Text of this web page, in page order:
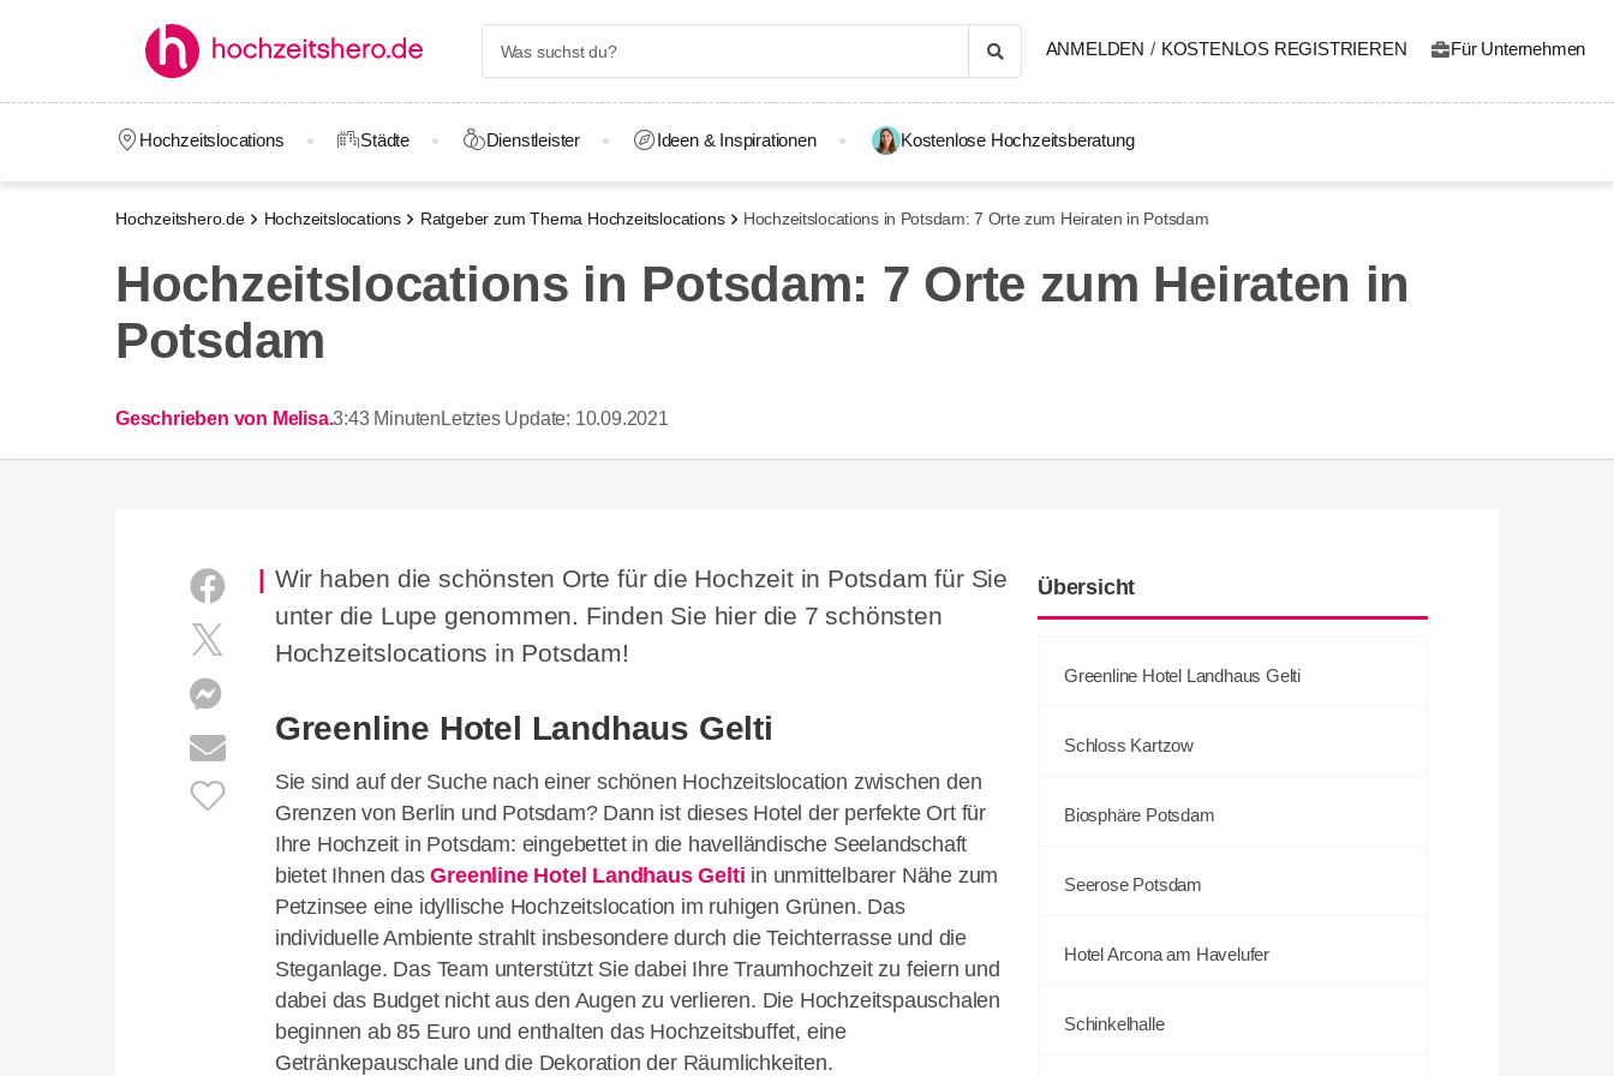
ANMELDEN / KOSTENLOS REGISTRIEREN Für Unternehmen
Hochzeitslocations Städte Dienstleister Ideen & Inspirationen Kostenlose Hochzeitsberatung
Hochzeitshero.de Hochzeitslocations Ratgeber zum Thema Hochzeitslocations Hochzeitslocations in Potsdam: 7 Orte zum Heiraten in Potsdam
Hochzeitslocations in Potsdam: 7 Orte zum Heiraten in
Potsdam
Geschrieben von Melisa.3:43 Minuten Letztes Update: 10.09.2021
Wir haben die schönsten Orte für die Hochzeit in Potsdam für Sie
unter die Lupe genommen. Finden Sie hier die 7 schönsten
Hochzeitslocations in Potsdam!
Greenline Hotel Landhaus Gelti
Sie sind auf der Suche nach einer schönen Hochzeitslocation zwischen den
Grenzen von Berlin und Potsdam? Dann ist dieses Hotel der perfekte Ort für
Ihre Hochzeit in Potsdam: eingebettet in die havelländische Seelandschaft
bietet Ihnen dasGreenline Hotel Landhaus Gelti in unmittelbarer Nähe zum
Petzinsee eine idyllische Hochzeitslocation im ruhigen Grünen. Das
individuelle Ambiente strahlt insbesondere durch die Teichterrasse und die
Steganlage. Das Team unterstützt Sie dabei Ihre Traumhochzeit zu feiern und
dabei das Budget nicht aus den Augen zu verlieren. Die Hochzeitspauschalen
beginnen ab 85 Euro und enthalten das Hochzeitsbuffet, eine
Getränkepauschale und die Dekoration der Räumlichkeiten.
Übersicht
Greenline Hotel Landhaus Gelti
Schloss Kartzow
Biosphäre Potsdam
Seerose Potsdam
Hotel Arcona am Havelufer
Schinkelhalle